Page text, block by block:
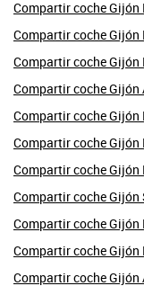
Compartir coche Gijón
Compartir coche Gijón
Compartir coche
Compartir coche Gijón
Compartir coche Gijón
Compartir coche Gijón
Compartir coche Gijón
Compartir coche Gijón
Compartir coche Gijón
Compartir coche Gijón
Compartir coche Gijón